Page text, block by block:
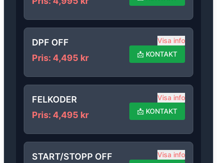
DPF OFF
Pris: 4,495 kr
Visa info
📩 KONTAKT
FELKODER
Pris: 4,495 kr
Visa info
📩 KONTAKT
START/STOPP OFF
Visa info